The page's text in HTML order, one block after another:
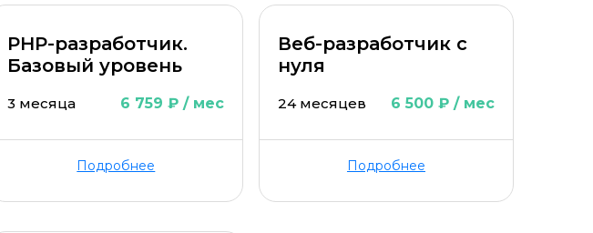
PHP-разработчик.
Базовый уровень
3 месяца 6 759 ₽ / мес
Подробнее
Веб-разработчик с
нуля
24 месяцев 6 500 ₽ / мес
Подробнее